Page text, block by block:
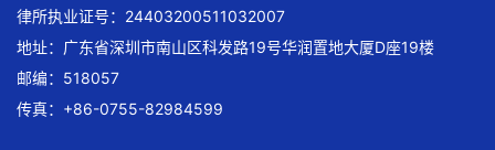
律所执业证号：24403200511032007
地址：广东省深圳市南山区科发路19号华润置地大厦D座19楼
邮编：518057
传真：+86-0755-82984599